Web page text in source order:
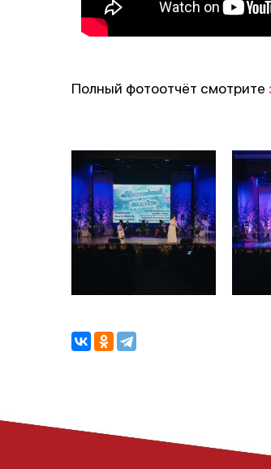
Полный фотоотчёт смотрите